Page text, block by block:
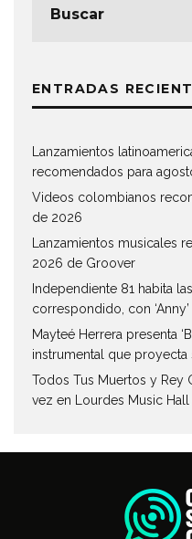
ENTRADAS
Lanzamientos
recomendados para
Videos colombianos
de 2026
Lanzamientos musicales
2026 de Groover
Independiente 81 habita
correspondido, con ‘Anny’
Mayteé Herrera presenta
instrumental que
Todos Tus Muertos y Rey
vez en Lourdes Music